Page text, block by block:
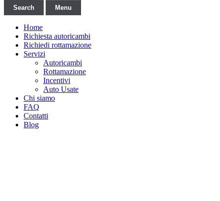
Search Menu
Home
Richiesta autoricambi
Richiedi rottamazione
Servizi
Autoricambi
Rottamazione
Incentivi
Auto Usate
Chi siamo
FAQ
Contatti
Blog